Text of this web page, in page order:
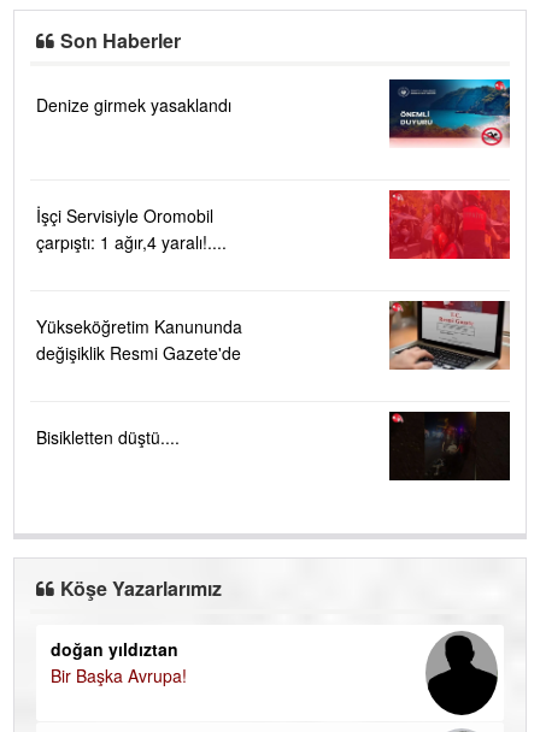
Son Haberler
Denize girmek yasaklandı
İşçi Servisiyle Oromobil
çarpıştı: 1 ağır,4 yaralı!....
Yükseköğretim Kanununda
değişiklik Resmi Gazete'de
Bisikletten düştü....
Köşe Yazarlarımız
doğan yıldıztan
Bir Başka Avrupa!